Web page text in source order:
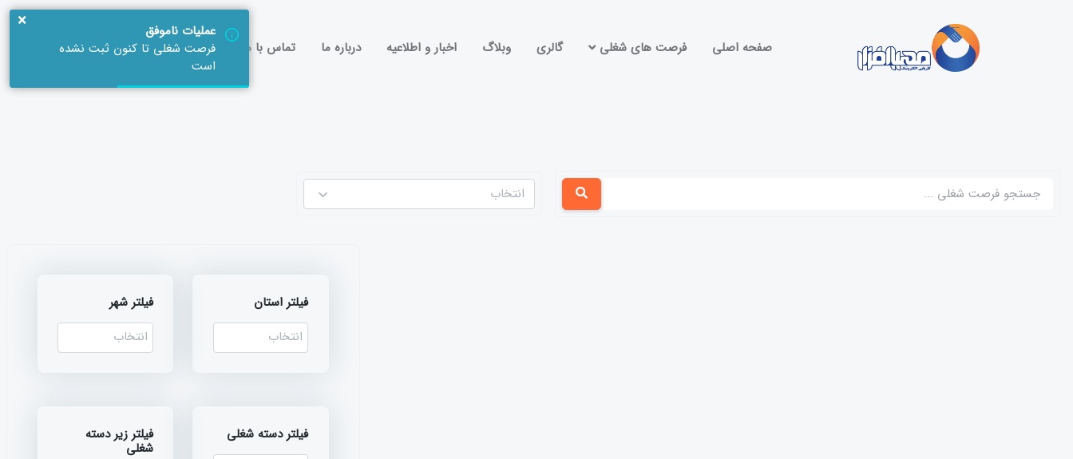
صفحه اصلی فرصت های شغلی گالری وبلاگ اخبار و اطلاعیه درباره ما تماس با ما ورود / ثبت نام
انتخاب
فیلتر استان فیلتر شهر
فیلتر دسته شغلی فیلتر زیر دسته
شغلی
×
عملیات ناموفق
فرصت شغلی تا کنون ثبت نشده
است